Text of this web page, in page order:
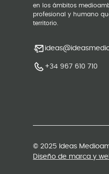
en los ámbitos
profesional y humano
territorio.
+34 967 610 710
© 2025 Ideas
Diseño de marca y